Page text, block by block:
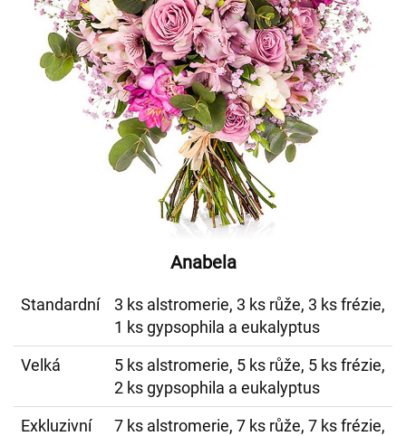
Anabela
Standardní
3 ks alstromerie, 3 ks růže, 3 ks frézie,
1 ks gypsophila a eukalyptus
Velká
5 ks alstromerie, 5 ks růže, 5 ks frézie,
2 ks gypsophila a eukalyptus
Exkluzivní
7 ks alstromerie, 7 ks růže, 7 ks frézie,